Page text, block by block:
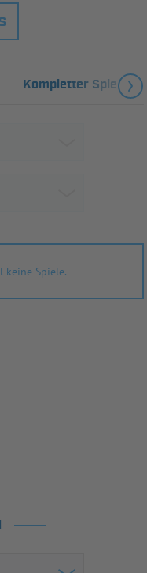
Kompletter Spielplan
keine Spiele.